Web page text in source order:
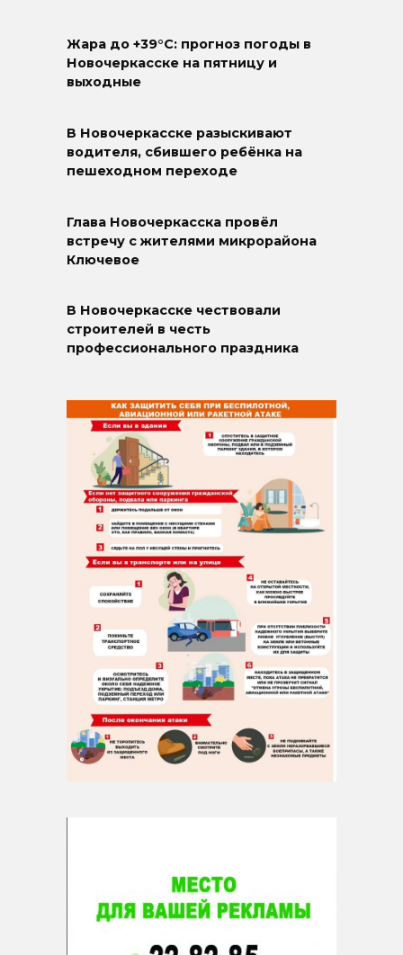
Жара до +39°C: прогноз погоды в
Новочеркасске на пятницу и
выходные
В Новочеркасске разыскивают
водителя, сбившего ребёнка на
пешеходном переходе
Глава Новочеркасска провёл
встречу с жителями микрорайона
Ключевое
В Новочеркасске чествовали
строителей в честь
профессионального праздника